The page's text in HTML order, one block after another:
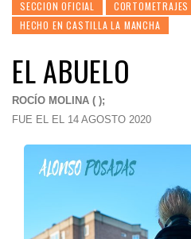
SECCION OFICIAL
CORTOMETRAJES
HECHO EN CASTILLA LA MANCHA
EL ABUELO
ROCÍO MOLINA ( );
FUE EL EL 14 AGOSTO 2020